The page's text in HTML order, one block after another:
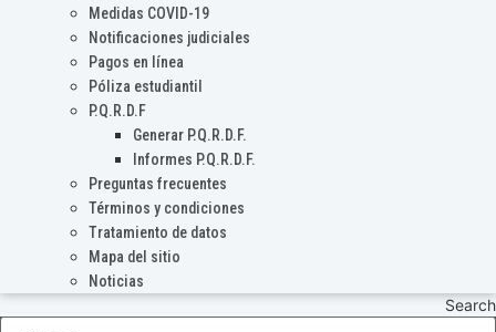
Medidas COVID-19
Notificaciones judiciales
Pagos en línea
Póliza estudiantil
P.Q.R.D.F
Generar P.Q.R.D.F.
Informes P.Q.R.D.F.
Preguntas frecuentes
Términos y condiciones
Tratamiento de datos
Mapa del sitio
Noticias
Search